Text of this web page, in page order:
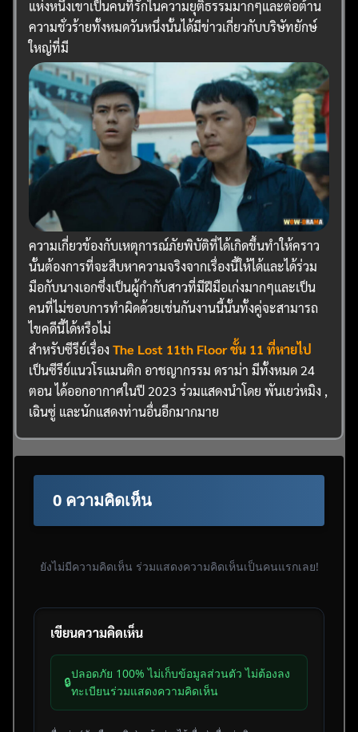
แห่งหนึ่งเขาเป็นคนที่รักในความยุติธรรมมากๆและต่อต้าน
ความชั่วร้ายทั้งหมดวันหนึ่งนั้นได้มีข่าวเกี่ยวกับบริษัทยักษ์
ใหญ่ที่มี
ความเกี่ยวข้องกับเหตุการณ์ภัยพิบัติที่ได้เกิดขึ้นทำให้คราว
นั้นต้องการที่จะสืบหาความจริงจากเรื่องนี้ให้ได้และได้ร่วม
มือกับนางเอกซึ่งเป็นผู้กำกับสาวที่มีฝีมือเก่งมากๆและเป็น
คนที่ไม่ชอบการทำผิดด้วยเช่นกันงานนี้นั้นทั้งคู่จะสามารถ
ไขคดีนี้ได้หรือไม่
สำหรับซีรีย์เรื่องThe Lost 11th Floor ชั้น 11 ที่หายไป
เป็นซีรีย์แนวโรแมนติก อาชญากรรม ดราม่า มีทั้งหมด 24
ตอน ได้ออกอากาศในปี 2023 ร่วมแสดงนำโดย พันเยว่หมิง ,
เฉินซู่ และนักแสดงท่านอื่นอีกมากมาย
0 ความคิดเห็น
ยังไม่มีความคิดเห็น ร่วมแสดงความคิดเห็นเป็นคนแรกเลย!
เขียนความคิดเห็น
🔒
ปลอดภัย 100% ไม่เก็บข้อมูลส่วนตัว ไม่ต้องลง
ทะเบียนร่วมแสดงความคิดเห็น